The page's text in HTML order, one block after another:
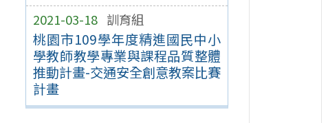
2021-03-18 訓育組
桃園市109學年度精進國民中小
學教師教學專業與課程品質整體
推動計畫-交通安全創意教案比賽
計畫